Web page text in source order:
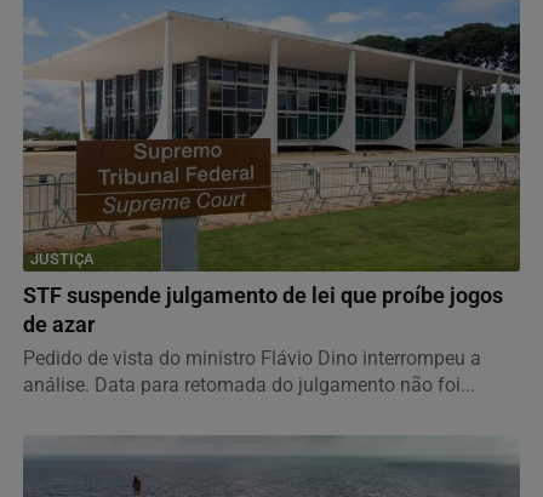
JUSTIÇA
STF suspende julgamento de lei que proíbe jogos
de azar
Pedido de vista do ministro Flávio Dino interrompeu a
análise. Data para retomada do julgamento não foi...